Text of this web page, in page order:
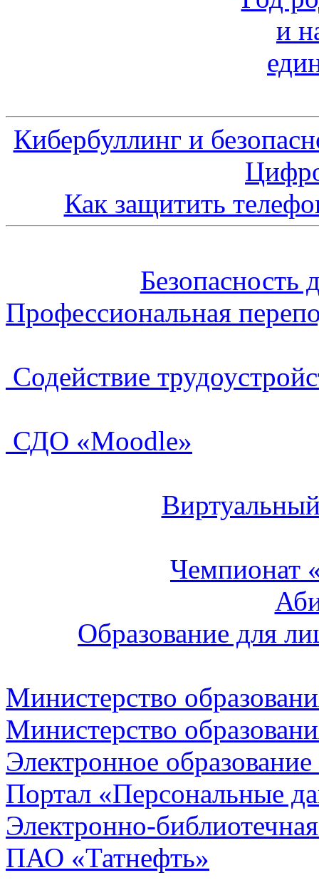
Кибербуллинг и
Как защитить
Безопасность
Профессиональная
Содействие
СДО «Moodle»
Чемпионат
Образование для
Министерство
Министерство
Электронное
Портал «Персональные
Электронно-
ПАО «Татнефть»